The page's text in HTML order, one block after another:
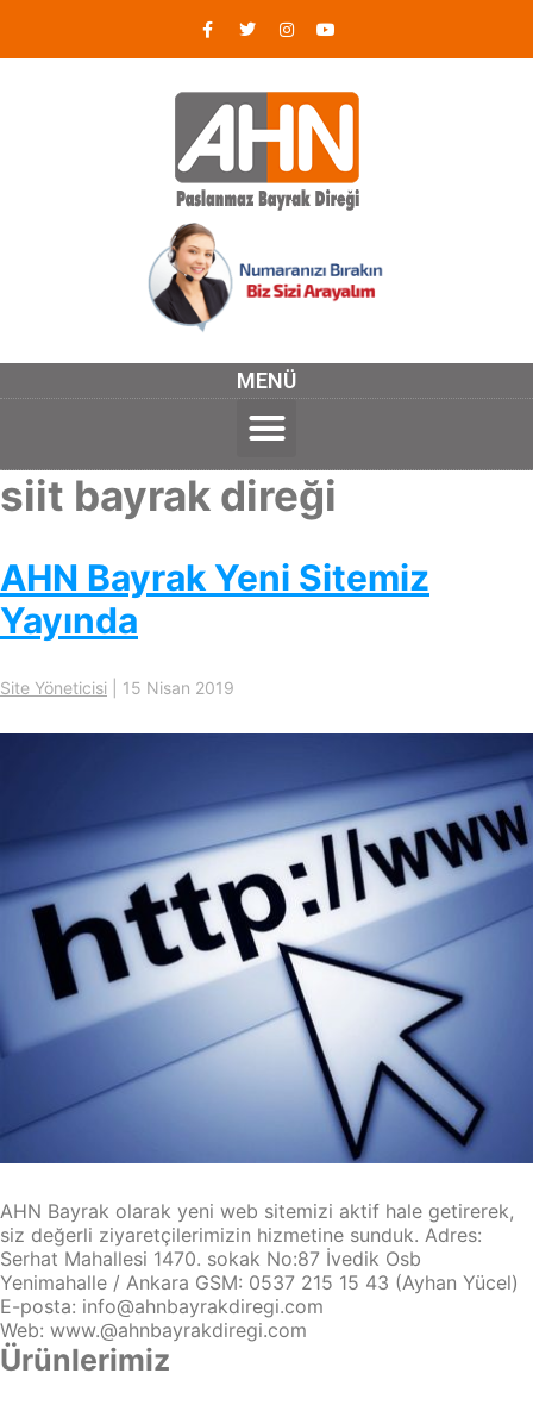
MENÜ
siit bayrak direği
AHN Bayrak Yeni Sitemiz
Yayında
Site Yöneticisi 15 Nisan 2019
AHN Bayrak olarak yeni web sitemizi aktif hale getirerek,
siz değerli ziyaretçilerimizin hizmetine sunduk. Adres:
Serhat Mahallesi 1470. sokak No:87 İvedik Osb
Yenimahalle / Ankara GSM: 0537 215 15 43 (Ayhan Yücel)
E-posta: info@ahnbayrakdiregi.com
Web: www.@ahnbayrakdiregi.com
Ürünlerimiz